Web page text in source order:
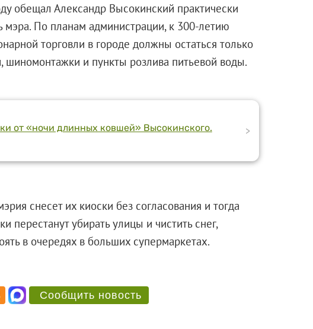
обещал Александр Высокинский практически
мэра. По планам администрации, к 300-летию
торговли в городе должны остаться только
и пункты розлива питьевой воды.
от «ночи длинных ковшей» Высокинского.
>
снесет их киоски без согласования и тогда
перестанут убирать улицы и чистить снег,
в очередях в больших супермаркетах.
Сообщить новость